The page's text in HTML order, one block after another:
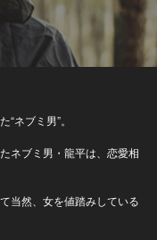
ネブミ男”。
ネブミ男・龍平は、恋愛相
当然、女を値踏みしている